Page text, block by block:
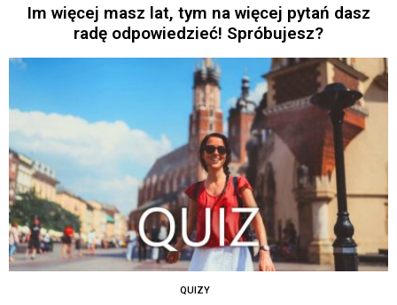
Im więcej masz lat, tym na więcej pytań dasz
radę odpowiedzieć! Spróbujesz?
QUIZY